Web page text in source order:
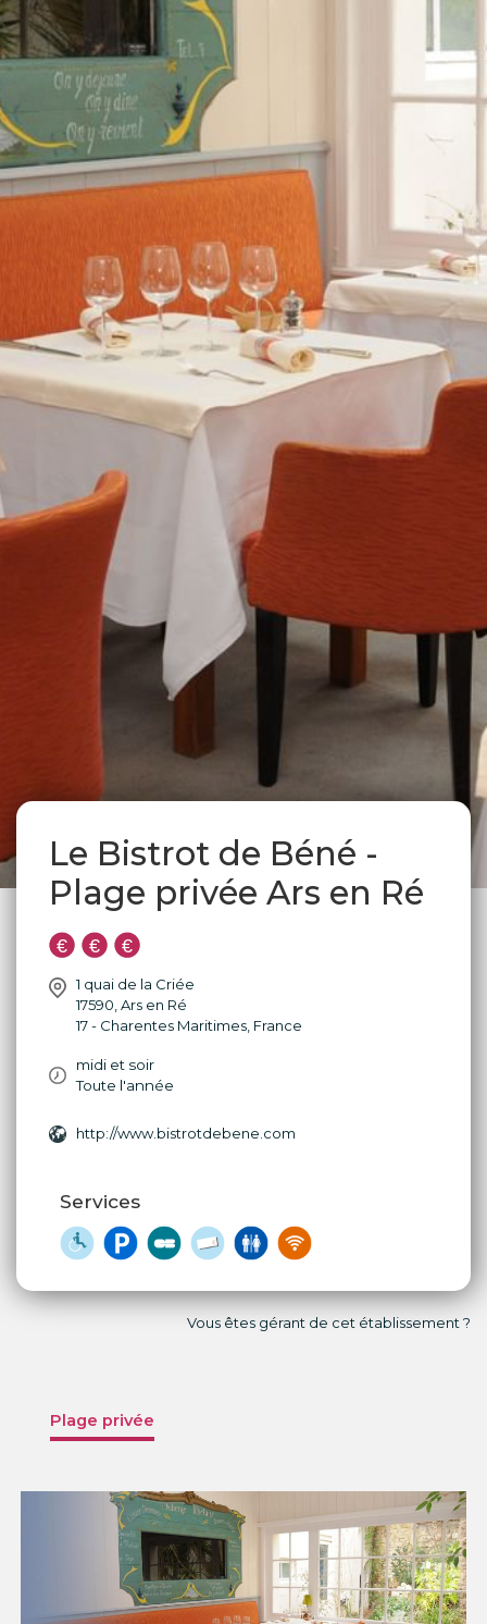
Le Bistrot de Béné -
Plage privée Ars en Ré
1 quai de la Criée
17590 Ars en Ré
17 - Charentes Maritimes France
midi et soir
Toute l'année
http://www.bistrotdebene.com
Services
Vous êtes gérant de cet établissement ?
Plage privée